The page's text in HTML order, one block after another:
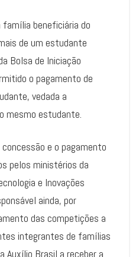
família beneficiária do
de um estudante
Bolsa de Iniciação
o pagamento de
vedada a
mesmo estudante.
e o pagamento
pelos ministérios da
e Inovações
ainda, por
das competições a
integrantes de famílias
Auxílio Brasil a receber a